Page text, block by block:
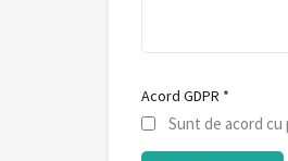
Acord GDPR *
Sunt de acord